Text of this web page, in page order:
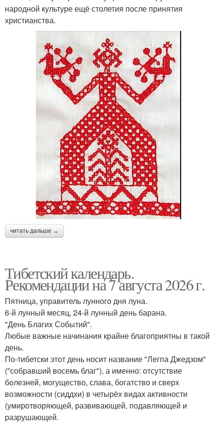
народной культуре ещё столетия после принятия
христианства.
читать дальше →
Тибетский календарь.
Рекомендации на 7 августа 2026 г.
Пятница, управитель лунного дня луна.
6-й лунный месяц, 24-й лунный день барана.
"День Благих Событий".
Любые важные начинания крайне благоприятны в такой
день.
По-тибетски этот день носит название "Легпа Джедзом"
("собравший восемь благ"), а именно: отсутствие
болезней, могущество, слава, богатство и сверх
возможности (сиддхи) в четырёх видах активности
(умиротворяющей, развивающей, подавляющей и
разрушающей.